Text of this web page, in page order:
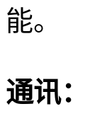
能。
通讯：